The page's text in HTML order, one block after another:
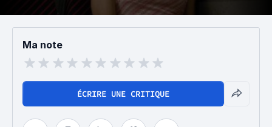
Ma note
ÉCRIRE UNE CRITIQUE